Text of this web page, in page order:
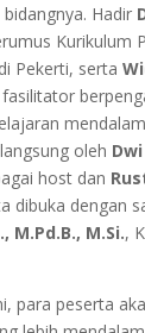
Hadir
Kurikulum
Pekerti, serta
oleh
host dan
dibuka dengan
M.Pd.B., M.Si.,
para peserta